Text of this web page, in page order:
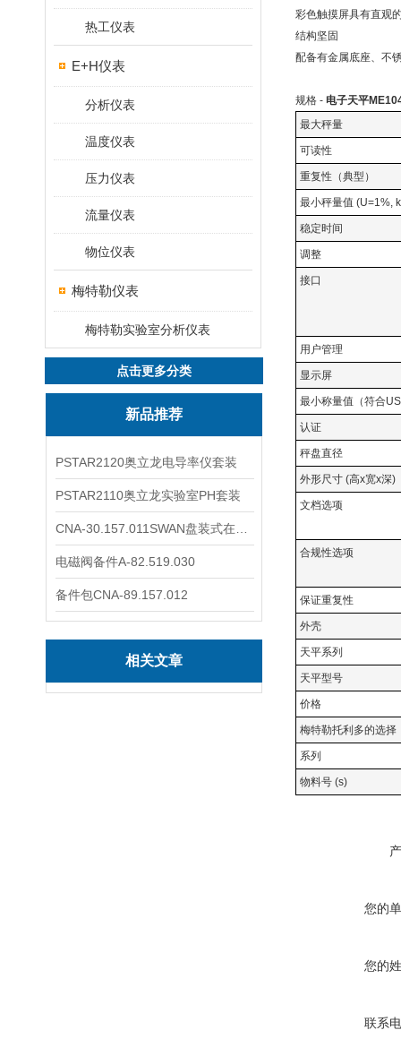
热工仪表
E+H仪表
分析仪表
温度仪表
压力仪表
流量仪表
物位仪表
梅特勒仪表
梅特勒实验室分析仪表
点击更多分类
新品推荐
PSTAR2120奥立龙电导率仪套装
PSTAR2110奥立龙实验室PH套装
电磁阀备件A-82.519.030
备件包CNA-89.157.012
相关文章
彩色触摸屏具有直观
结构坚固
配备有金属底座、不
规格 - 电子天平
最大秤量
可读性
重复性（典型）
最小秤量值 (U=1%,
稳定时间
调整
接口
用户管理
显示屏
最小称量值（符合
认证
秤盘直径
外形尺寸 (高x宽x深)
文档选项
合规性选项
保证重复性
外壳
天平系列
天平型号
价格
梅特勒托利多的选择
系列
物料号 (s)
您的
您的
联系